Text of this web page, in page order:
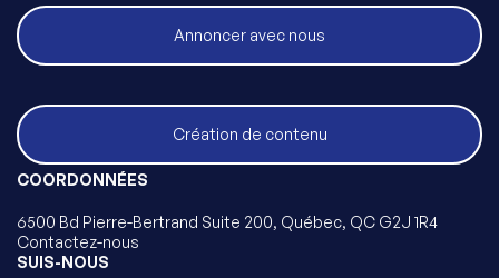
Annoncer avec nous
Création de contenu
COORDONNÉES
6500 Bd Pierre-Bertrand Suite 200, Québec, QC G2J 1R4
Contactez-nous
SUIS-NOUS